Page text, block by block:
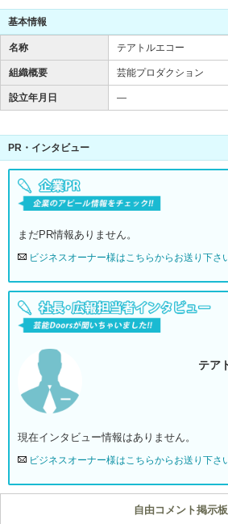
基本情報
名称 テアトルエコー
組織概要 芸能プロダクション
設立年月日 ―
PR・インタビュー
まだPR情報ありません。
ビジネスオーナー様はこちらからお送り下さ
テア
現在インタビュー情報はありません。
ビジネスオーナー様はこちらからお送り下さ
自由コメント掲示板